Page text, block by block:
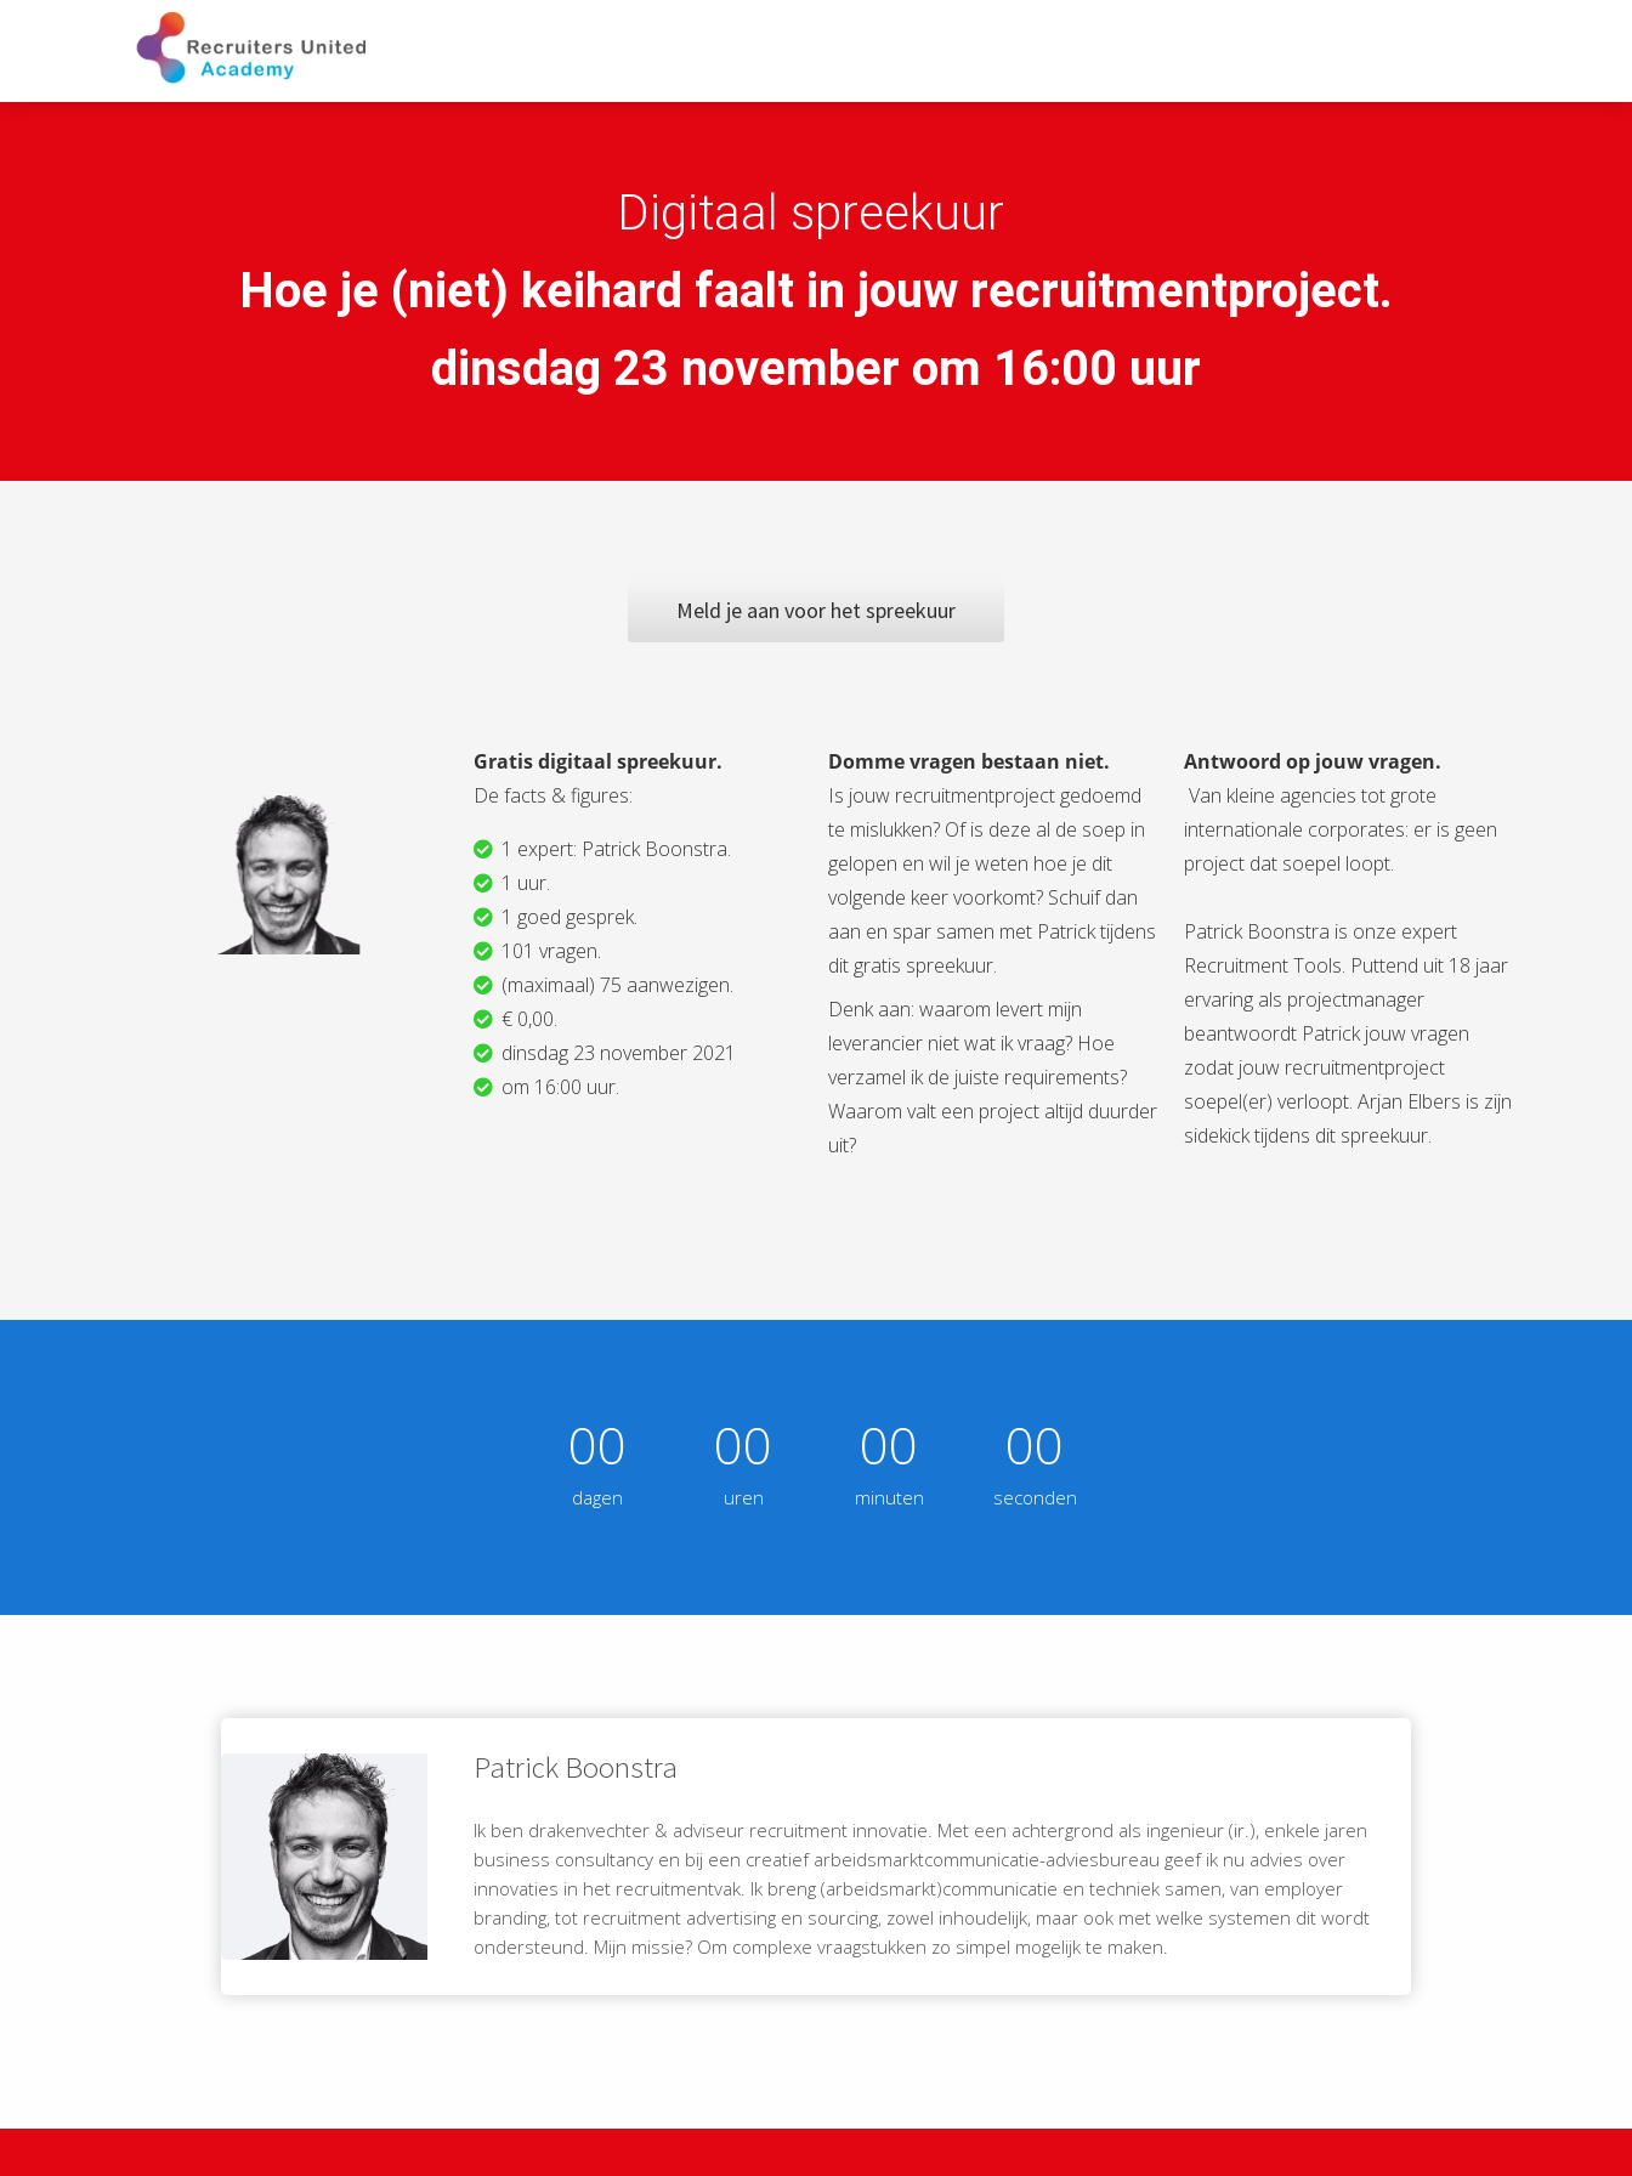
Digitaal spreekuur
Hoe je (niet) keihard faalt in jouw recruitmentproject.
dinsdag 23 november om 16:00 uur
Meld je aan voor het spreekuur
Gratis digitaal spreekuur.
De facts & figures:
1 expert: Patrick Boonstra.
1 uur.
1 goed gesprek.
101 vragen.
(maximaal) 75 aanwezigen.
€ 0,00.
dinsdag 23 november 2021
om 16:00 uur.
Domme vragen bestaan niet.
Is jouw recruitmentproject gedoemd
te mislukken? Of is deze al de soep in
gelopen en wil je weten hoe je dit
volgende keer voorkomt? Schuif dan
aan en spar samen met Patrick tijdens
dit gratis spreekuur.
Denk aan: waarom levert mijn
leverancier niet wat ik vraag? Hoe
verzamel ik de juiste requirements?
Waarom valt een project altijd duurder
uit?
Antwoord op jouw vragen.
Van kleine agencies tot grote
internationale corporates: er is geen
project dat soepel loopt.
Patrick Boonstra is onze expert
Recruitment Tools. Puttend uit 18 jaar
ervaring als projectmanager
beantwoordt Patrick jouw vragen
zodat jouw recruitmentproject
soepel(er) verloopt. Arjan Elbers is zijn
sidekick tijdens dit spreekuur.
00
dagen
00
uren
00
minuten
00
seconden
Patrick Boonstra
Ik ben drakenvechter & adviseur recruitment innovatie. Met een achtergrond als ingenieur (ir.), enkele jaren
business consultancy en bij een creatief arbeidsmarktcommunicatie-adviesbureau geef ik nu advies over
innovaties in het recruitmentvak. Ik breng (arbeidsmarkt)communicatie en techniek samen, van employer
branding, tot recruitment advertising en sourcing, zowel inhoudelijk, maar ook met welke systemen dit wordt
ondersteund. Mijn missie? Om complexe vraagstukken zo simpel mogelijk te maken.